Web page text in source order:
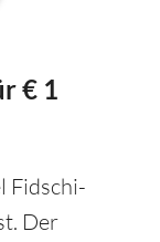
€ 1
Fidschi-
Der